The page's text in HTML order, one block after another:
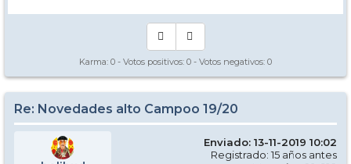
Karma: 0 - Votos positivos: 0 - Votos negativos: 0
Re: Novedades alto Campoo 19/20
Enviado: 13-11-2019 10:02
Registrado: 15 años antes